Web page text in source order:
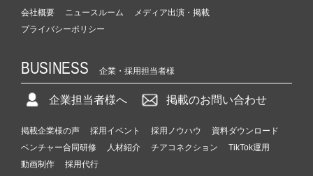
会社概要 ニュースルーム
メディア出演・掲載
プライバシーポリシー
BUSINESS 企業・採用担当者様
企業担当者様へ 掲載のお問い合わせ
掲載企業様の声 採用イベント 採用ノウハウ
資料ダウンロード
ベンチャー合同研修
人材紹介 チアコネクション
TikTok運用
動画制作
採用代行